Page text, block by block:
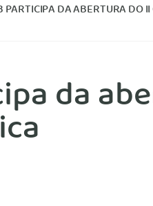
PARTICIPA DA ABERTURA DO
da